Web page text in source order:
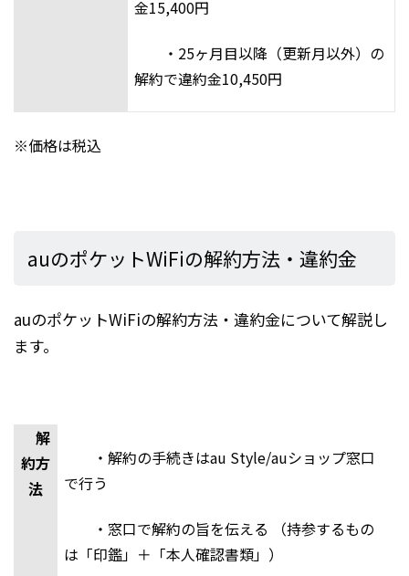
金15,400円
・25ヶ月目以降（更新月以外）の
解約で違約金10,450円
※価格は税込
auのポケットWiFiの解約方法・違約金
auのポケットWiFiの解約方法・違約金について解説し
ます。
解
約方
法
・解約の手続きはau Style/auショップ窓口
で行う
・窓口で解約の旨を伝える （持参するもの
は「印鑑」＋「本人確認書類」）